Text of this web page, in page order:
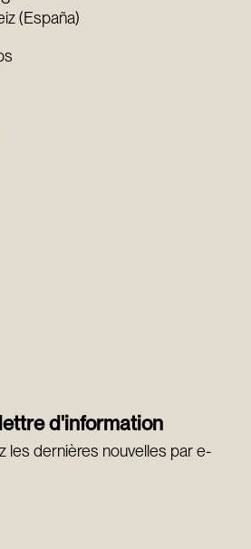
(España)
d'information
les dernières nouvelles par e-